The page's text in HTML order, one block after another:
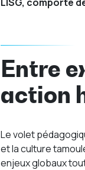
Entre
action
Le volet
et la culture
enjeux globaux